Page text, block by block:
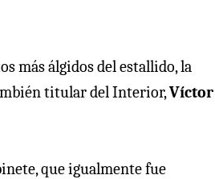
más álgidos del estallido, la
titular del Interior,Víctor
que igualmente fue